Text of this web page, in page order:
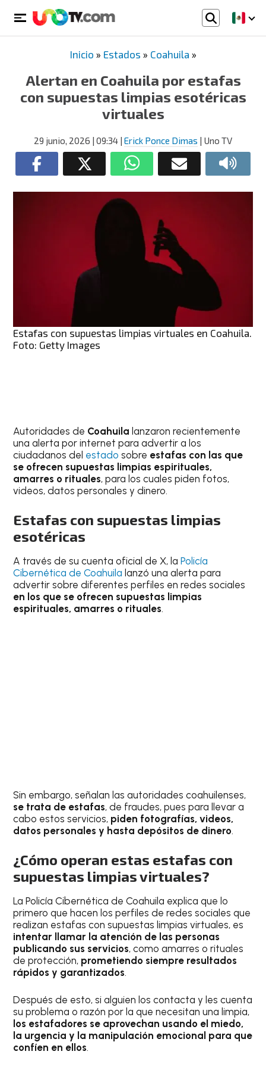
Inicio » Estados » Coahuila »
Alertan en Coahuila por estafas
con supuestas limpias esotéricas
virtuales
29 junio, 2026 | 09:34 | Erick Ponce Dimas | Uno TV
Estafas con supuestas limpias virtuales en Coahuila.
Foto: Getty Images
Autoridades de Coahuilalanzaron recientemente
una alerta por internet para advertir a los
ciudadanos del estado sobre estafas con las que
se ofrecen supuestas limpias espirituales,
amarres o rituales, para los cuales piden fotos,
videos, datos personales y dinero.
Estafas con supuestas limpias
esotéricas
A través de su cuenta oficial de X, laPolicía
Cibernética de Coahuila lanzó una alerta para
advertir sobre diferentes perfiles en redes sociales
en los que se ofrecen supuestas limpias
espirituales, amarres o rituales.
Sin embargo, señalan las autoridades coahuilenses,
se trata de estafas, de fraudes, pues para llevar a
cabo estos servicios, piden fotografías, videos,
datos personales y hasta depósitos de dinero.
¿Cómo operan estas estafas con
supuestas limpias virtuales?
La Policía Cibernética de Coahuila explica que lo
primero que hacen los perfiles de redes sociales que
realizan estafas con supuestas limpias virtuales, es
intentar llamar la atención de las personas
publicando sus servicios, como amarres o rituales
de protección, prometiendo siempre resultados
rápidos y garantizados.
Después de esto, si alguien los contacta y les cuenta
su problema o razón por la que necesitan una limpia,
los estafadores se aprovechan usando el miedo,
la urgencia y la manipulación emocional para que
confíen en ellos.